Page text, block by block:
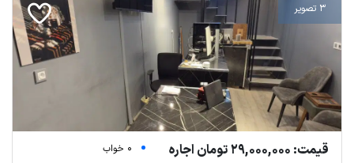
3 تصویر
قیمت: 29,000,000 تومان اجاره
0 خواب